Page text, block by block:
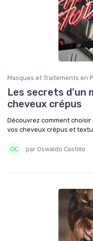
Masques et Traitements en
Les secrets d'un
cheveux crépus
Découvrez comment
vos cheveux crépus et
par Oswaldo Castillo